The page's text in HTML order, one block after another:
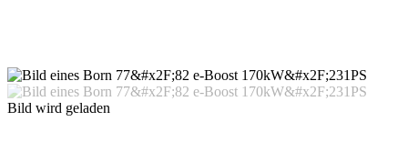
Bild wird geladen